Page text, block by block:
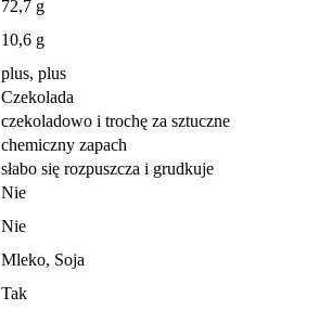
72,7 g
10,6 g
plus, plus
Czekolada
czekoladowo i trochę za sztuczne
chemiczny zapach
słabo się rozpuszcza i grudkuje
Nie
Nie
Mleko, Soja
Tak